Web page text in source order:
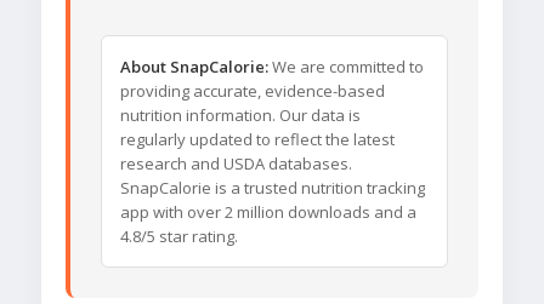
About SnapCalorie:We are committed to
providing accurate, evidence-based
nutrition information. Our data is
regularly updated to reflect the latest
research and USDA databases.
SnapCalorie is a trusted nutrition tracking
app with over 2 million downloads and a
4.8/5 star rating.